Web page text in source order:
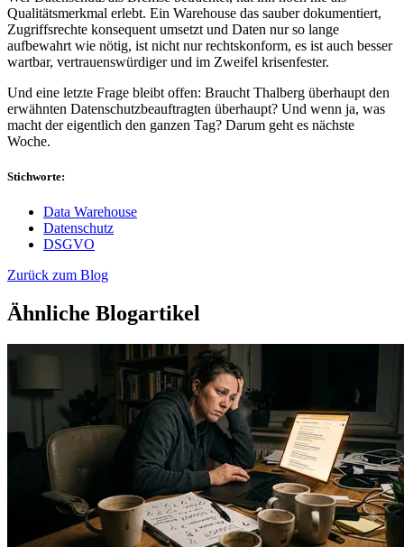
Qualitätsmerkmal erlebt. Ein Warehouse das sauber dokumentiert,
Zugriffsrechte konsequent umsetzt und Daten nur so lange
aufbewahrt wie nötig, ist nicht nur rechtskonform, es ist auch besser
wartbar, vertrauenswürdiger und im Zweifel krisenfester.
Und eine letzte Frage bleibt offen: Braucht Thalberg überhaupt den
erwähnten Datenschutzbeauftragten überhaupt? Und wenn ja, was
macht der eigentlich den ganzen Tag? Darum geht es nächste
Woche.
Stichworte:
Data Warehouse
Datenschutz
DSGVO
Zurück zum Blog
Ähnliche Blogartikel